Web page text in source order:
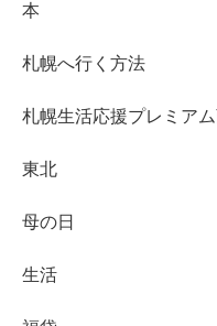
本
札幌へ行く方法
札幌生活応援プレミア
東北
母の日
生活